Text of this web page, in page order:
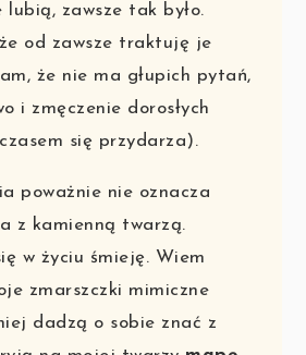
lubią, zawsze tak było.
od zawsze traktuję je
że nie ma głupich pytań,
i zmęczenie dorosłych
się przydarza).
poważnie nie oznacza
z kamienną twarzą.
w życiu śmieję. Wiem
zmarszczki mimiczne
dadzą o sobie znać z